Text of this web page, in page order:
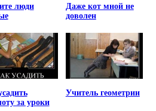
люди
Даже кот мной не
доволен
за уроки
Учитель геометрии